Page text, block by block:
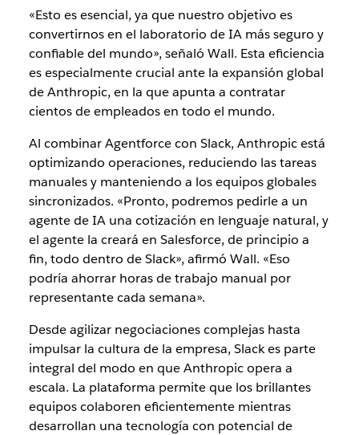
«Esto es esencial, ya que nuestro objetivo es
convertirnos en el laboratorio de IA más seguro y
confiable del mundo», señaló Wall. Esta eficiencia
es especialmente crucial ante la expansión global
de Anthropic, en la que apunta a contratar
cientos de empleados en todo el mundo.
Al combinar Agentforce con Slack, Anthropic está
optimizando operaciones, reduciendo las tareas
manuales y manteniendo a los equipos globales
sincronizados. «Pronto, podremos pedirle a un
agente de IA una cotización en lenguaje natural, y
el agente la creará en Salesforce, de principio a
fin, todo dentro de Slack», afirmó Wall. «Eso
podría ahorrar horas de trabajo manual por
representante cada semana».
Desde agilizar negociaciones complejas hasta
impulsar la cultura de la empresa, Slack es parte
integral del modo en que Anthropic opera a
escala. La plataforma permite que los brillantes
equipos colaboren eficientemente mientras
desarrollan una tecnología con potencial de